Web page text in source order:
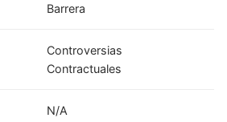
Barrera
Controversias
Contractuales
N/A